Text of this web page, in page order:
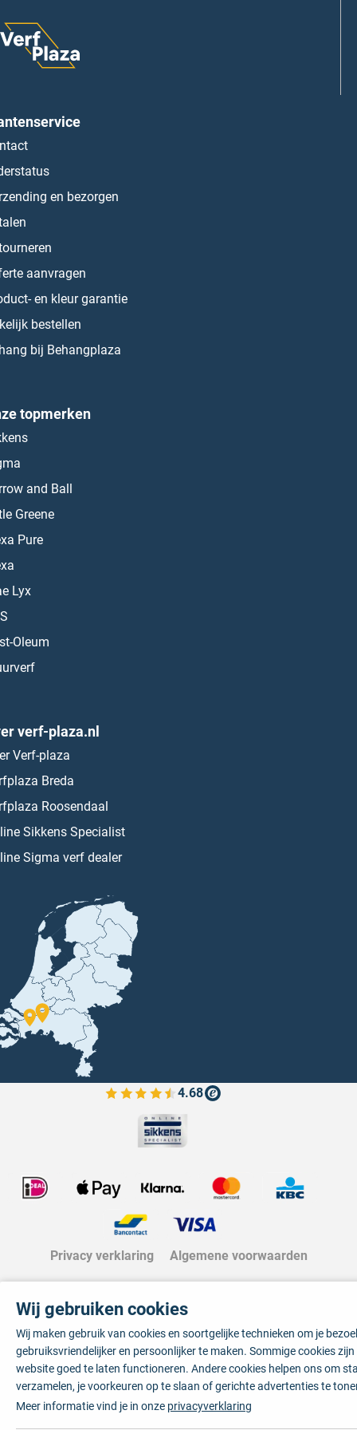
en bezorgen
aanvragen
en kleur garantie
bestellen
bij Behangplaza
topmerken
and Ball
Greene
Pure
Lyx
Oleum
verf-plaza.nl
Verf-plaza
Breda
Roosendaal
Sikkens Specialist
Sigma verf dealer
4.68
Bekijk de verfplaza beoordelingen
Privacy verklaring Algemene voorwaarden
Wij gebruiken cookies
Wij maken gebruik van cookies en soortgelijke technieken om je
gebruiksvriendelijker en persoonlijker te maken. Sommige cookies
website goed te laten functioneren. Andere cookies helpen ons om
verzamelen, je voorkeuren op te slaan of gerichte advertenties te
Meer informatie vind je in onze privacyverklaring